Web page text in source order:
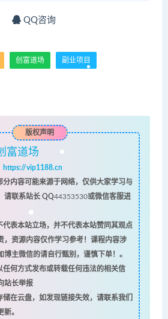
QQ咨询
创富道场 副业项目
版权声明
富道场
https://vip1188.cn
内容可能来源于网络，仅供大家学习与
请联系站长 QQ44353530或微信客服进
表本站立场，并不代表本站赞同其观点
，资源内容仅作学习参考！课程内容涉
博主微信的请自行甄别，谨慎下单！。
何方式发布或转载任何违法的相关信
站长举报
在云盘，如发现链接失效，请联系我们
。